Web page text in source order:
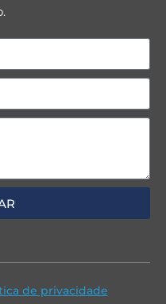
de privacidade